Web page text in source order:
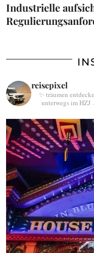
Industrielle
reisepixel
✨ träumen
unterwegs im HZJ